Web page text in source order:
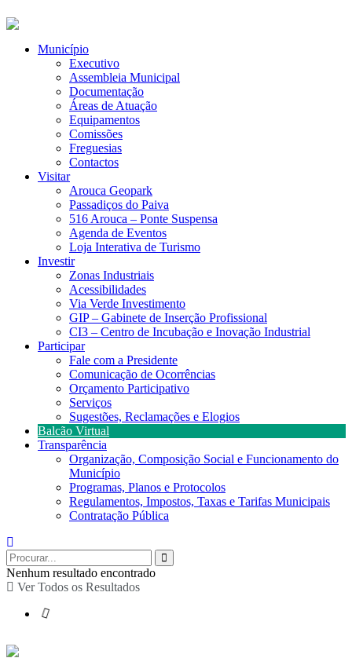
Município
Executivo
Assembleia Municipal
Documentação
Áreas de Atuação
Equipamentos
Comissões
Freguesias
Contactos
Visitar
Arouca Geopark
Passadiços do Paiva
516 Arouca – Ponte Suspensa
Agenda de Eventos
Loja Interativa de Turismo
Investir
Zonas Industriais
Acessibilidades
Via Verde Investimento
GIP – Gabinete de Inserção Profissional
CI3 – Centro de Incubação e Inovação Industrial
Participar
Fale com a Presidente
Comunicação de Ocorrências
Orçamento Participativo
Serviços
Sugestões, Reclamações e Elogios
Balcão Virtual
Transparência
Organização, Composição Social e Funcionamento do
Município
Programas, Planos e Protocolos
Regulamentos, Impostos, Taxas e Tarifas Municipais
Contratação Pública
Nenhum resultado encontrado
Ver Todos os Resultados